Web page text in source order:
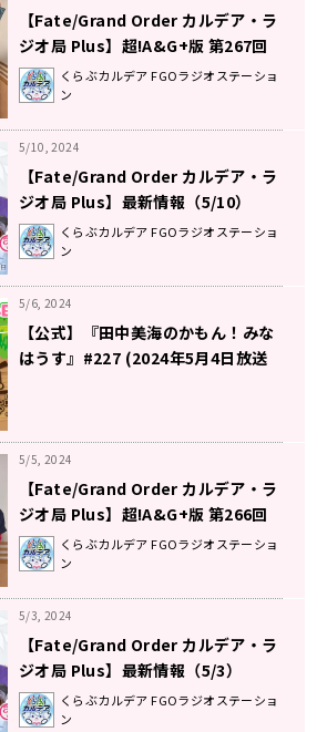
【Fate/Grand Order カルデア・ラ
ジオ局 Plus】超!A&G+版 第267回
放送レポート
くらぶカルデア FGOラジオステーショ
ン
5/10, 2024
【Fate/Grand Order カルデア・ラ
ジオ局 Plus】最新情報（5/10）
くらぶカルデア FGOラジオステーショ
ン
5/6, 2024
【公式】『田中美海のかもん！みな
はうす』#227 (2024年5月4日放送
5/5, 2024
【Fate/Grand Order カルデア・ラ
ジオ局 Plus】超!A&G+版 第266回
放送レポート
くらぶカルデア FGOラジオステーショ
ン
5/3, 2024
【Fate/Grand Order カルデア・ラ
ジオ局 Plus】最新情報（5/3）
くらぶカルデア FGOラジオステーショ
ン